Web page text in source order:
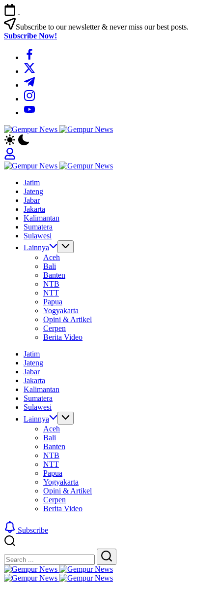
Skip
to
content
-
Subscribe to our newsletter & never miss our best posts.
Subscribe Now!
https://www.facebook.com/
https://twitter.com/
https://t.me/
https://www.instagram.com/
https://youtube.com/
Gempur
Jelajah
Informasi
Dunia
Tanpa
Gempur
Informasi
Dunia
Tanpa
Batas
Jatim
Jateng
Jabar
Jakarta
Kalimantan
Sumatera
Sulawesi
Lainnya
Aceh
Bali
Banten
NTB
NTT
Papua
Yogyakarta
Opini & Artikel
Cerpen
Berita Video
Jatim
Jateng
Jabar
Jakarta
Kalimantan
Sumatera
Sulawesi
Lainnya
Aceh
Bali
Banten
NTB
NTT
Papua
Yogyakarta
Opini & Artikel
Cerpen
Berita Video
Subscribe
Search
Search
Gempur
News
Jelajah
Gempur